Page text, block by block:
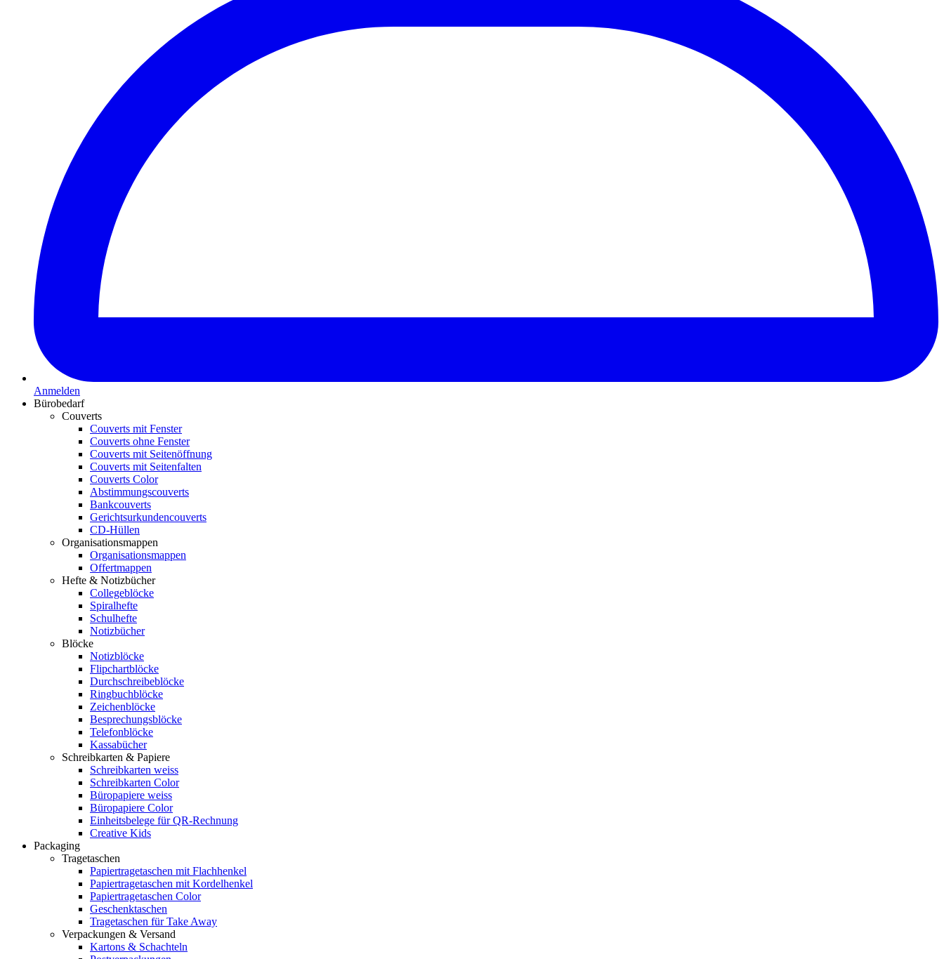
Anmelden
Bürobedarf
Couverts
Couverts mit Fenster
Couverts ohne Fenster
Couverts mit Seitenöffnung
Couverts mit Seitenfalten
Couverts Color
Abstimmungscouverts
Bankcouverts
Gerichtsurkundencouverts
CD-Hüllen
Organisationsmappen
Organisationsmappen
Offertmappen
Hefte & Notizbücher
Collegeblöcke
Spiralhefte
Schulhefte
Notizbücher
Blöcke
Notizblöcke
Flipchartblöcke
Durchschreibeblöcke
Ringbuchblöcke
Zeichenblöcke
Besprechungsblöcke
Telefonblöcke
Kassabücher
Schreibkarten & Papiere
Schreibkarten weiss
Schreibkarten Color
Büropapiere weiss
Büropapiere Color
Einheitsbelege für QR-Rechnung
Creative Kids
Packaging
Tragetaschen
Papiertragetaschen mit Flachhenkel
Papiertragetaschen mit Kordelhenkel
Papiertragetaschen Color
Geschenktaschen
Tragetaschen für Take Away
Verpackungen & Versand
Kartons & Schachteln